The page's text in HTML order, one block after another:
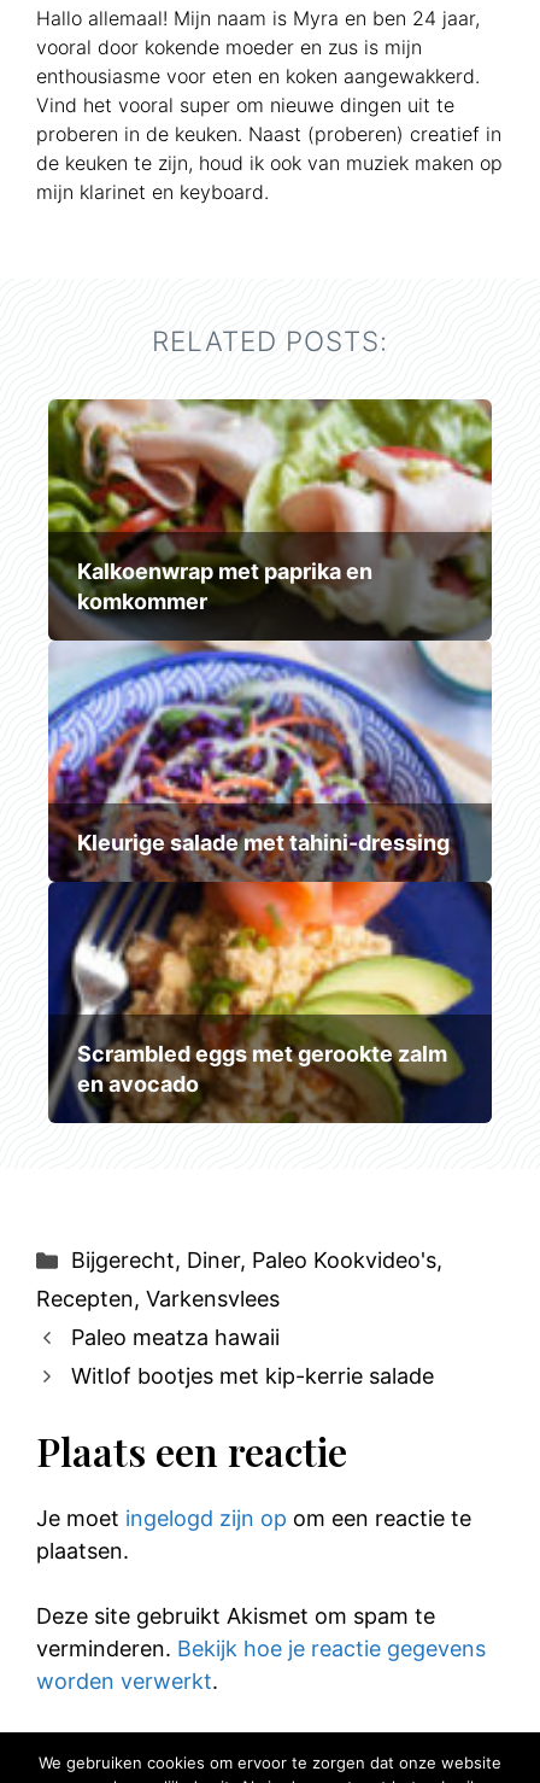
Hallo allemaal! Mijn naam is Myra en ben 24 jaar,
vooral door kokende moeder en zus is mijn
enthousiasme voor eten en koken aangewakkerd.
Vind het vooral super om nieuwe dingen uit te
proberen in de keuken. Naast (proberen) creatief in
de keuken te zijn, houd ik ook van muziek maken op
mijn klarinet en keyboard.
RELATED POSTS:
Kalkoenwrap met paprika en
komkommer
Kleurige salade met tahini-dressing
Scrambled eggs met gerookte zalm
en avocado
Categorieën
Bijgerecht, Diner, Paleo Kookvideo's,
Recepten, Varkensvlees
Paleo meatza hawaii
Witlof bootjes met kip-kerrie salade
Plaats een reactie
Je moet ingelogd zijn op om een reactie te
plaatsen.
Deze site gebruikt Akismet om spam te
verminderen. Bekijk hoe je reactie gegevens
worden verwerkt.
We gebruiken cookies om ervoor te zorgen dat onze website